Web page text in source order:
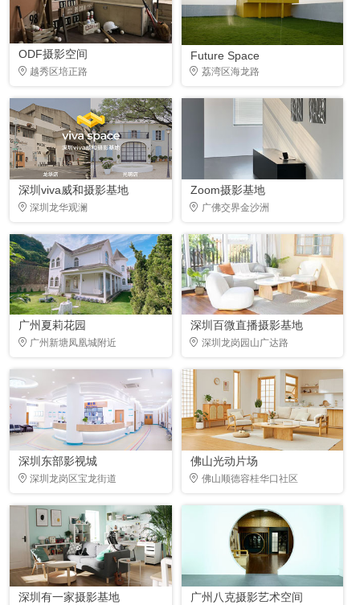
ODF摄影空间
越秀区培正路
Future Space
荔湾区海龙路
深圳viva威和摄影基地
深圳龙华观澜
Zoom摄影基地
广佛交界金沙洲
广州夏莉花园
广州新塘凤凰城附近
深圳百微直播摄影基地
深圳龙岗园山广达路
深圳东部影视城
深圳龙岗区宝龙街道
佛山光动片场
佛山顺德容桂华口社区
深圳有一家摄影基地 广州八克摄影艺术空间